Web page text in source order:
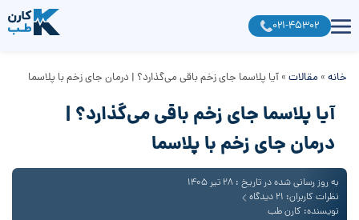
021-45302
خانه » مقالات » آیا پلاسما جای زخم باقی می‌گذارد؟ | درمان جای زخم با پلاسما
آیا پلاسما جای زخم باقی می‌گذارد؟ |
درمان جای زخم با پلاسما
به روز رسانی شده در تاریخ : 28 تیر 1405
نظرات کاربران: 21 دیدگاه
نویسنده: کارن طب